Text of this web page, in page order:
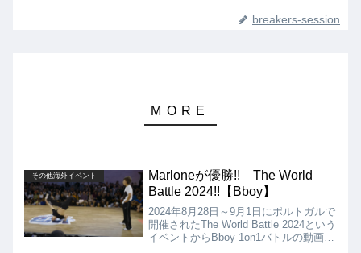
breakers-session
その他海外イベント
Marloneが優勝!! The World
Battle 2024!!【Bboy】
2024年8月28日～9月1日にポルトガルで
開催されたThe World Battle 2024という
イベントからBboy 1on1バトルの動画を